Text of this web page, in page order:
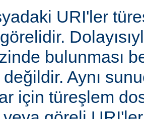
URI'ler
bulunması
Aynı
için türeşlem